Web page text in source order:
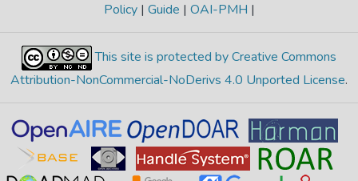
Policy | Guide | OAI-PMH |
This site is protected by Creative Commons
Attribution-NonCommercial-NoDerivs 4.0 Unported License.